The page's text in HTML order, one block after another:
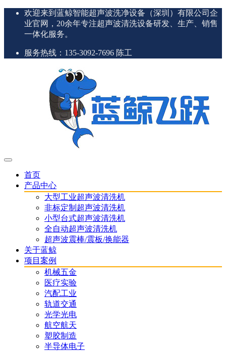
欢迎来到蓝鲸智能超声波洗净设备（深圳）有限公司企
业官网，20余年专注超声波清洗设备研发、生产、销售
一体化服务。
服务热线：135-3092-7696 陈工
首页
产品中心
大型工业超声波清洗机
非标定制超声波清洗机
小型台式超声波清洗机
全自动超声波清洗机
超声波震棒/震板/换能器
关于蓝鲸
项目案例
机械五金
医疗实验
汽配工业
轨道交通
光学光电
航空航天
塑胶制造
半导体电子